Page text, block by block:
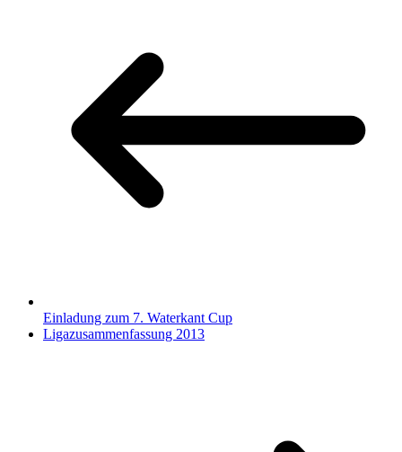
Einladung zum 7. Waterkant Cup
Ligazusammenfassung 2013